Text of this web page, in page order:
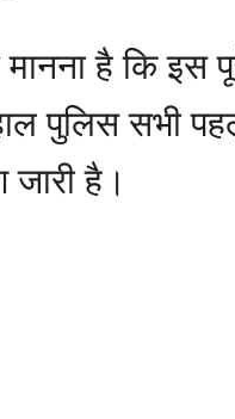
है कि इस
पुलिस सभी
जारी है।